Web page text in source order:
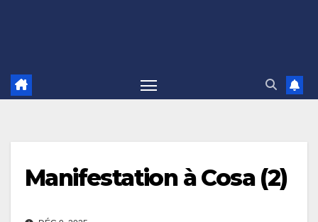
Manifestation à Cosa (2)